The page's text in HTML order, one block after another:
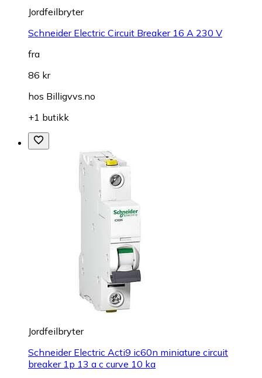
Jordfeilbryter
Schneider Electric Circuit Breaker 16 A 230 V
fra
86 kr
hos Billigvvs.no
+1 butikk
Jordfeilbryter
Schneider Electric Acti9 ic60n miniature circuit
breaker 1p 13 a c curve 10 ka